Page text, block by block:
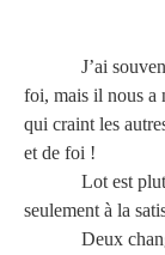
J’ai
foi, mais il nous a
qui craint les
et de foi !
Lot est
seulement à la
Deux